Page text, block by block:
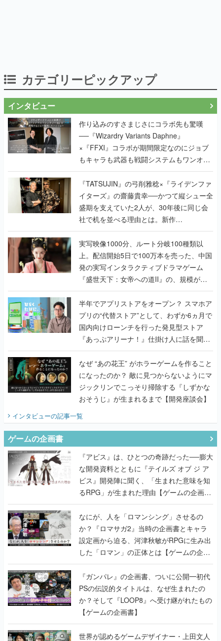
作り込みのすさまじさにコラボ先も驚嘆
──『Wizardry Variants Daphne』
もキャラも武器も戦闘システムもワンオフ
で作り込まれた理由を両ディレクターに聞
く
『TATSUJIN』の弓削雅稔×『ライデンファ
イターズ』の齋藤貴幸──かつて縦シュー全
盛期を支えていた2人が、30年後に同じ会
社で机を並べる理由とは。新作
『TATSUJIN EXTREME』で初タッグを組
んだレジェンド2人に訊く開発秘話
実写映像1000分、ルート分岐100種類以
上。配信開始5日で100万本を売った、中国
発の実写インタラクティブドラマゲーム
『盛世天下：女帝への道II』の、規模が違
うこだわりをプロデューサーに聞いた
半年でアプリストアをオープン？ スマホア
プリの“代替ストア”として、わずか6ヵ月で
国内向けローンチを行った発見型ストア
『あっぷアリーナ！』仕掛け人に話を聞い
てみた
なぜ “あの花王” がホラーゲームを作ること
になったのか？ 敵に見つからないようにマ
ジックリンでこっそり掃除する『しずかな
おそうじ』が生まれるまで【開発座談会】
インタビューの記事一覧
『アビス』は、ひとつの奇跡だった──膨大
な開発資料とともに『テイルズ オブ ジ ア
るRPG」が生まれた理由【ゲームの企画
書】
なにが、人を「ロマンシング」させるの
か？『ロマサガ2』当時の企画書とキャラ
設定画から迫る、河津秋敏がRPGに生み出
した「ロマン」の正体とは【ゲームの企画
書】
『ガンパレ』の企画書、ついに公開━初代
PSの伝説的タイトルは、なぜ生まれたの
か？そして『LOOP8』へ受け継がれたもの
【ゲームの企画書】
世界が認めるゲームデザイナー・上田文人
とはいったい何が凄いのか？ ヨコオタロ
ウ・外山圭一郎らと共に『ICO』に込めら
れたこだわりを語り尽くす！【ゲームの企